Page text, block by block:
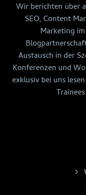
Wir berichten über
SEO, Content
Marketing
Austausch in der
Konferenzen und
exklusiv bei uns